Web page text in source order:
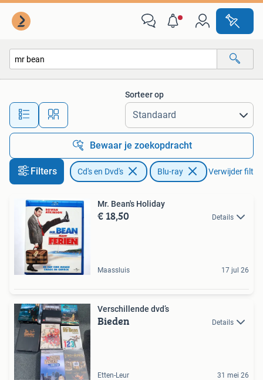
Alle afstanden…
Sorteer op
Bewaar je zoekopdracht
Filters Cd's en Dvd's Blu-ray Verwijder
Mr. Bean's Holiday
€ 18,50 Details
Maassluis 17 jul 26
Verschillende dvd’s
Bieden Details
Etten-Leur 31 mei 26